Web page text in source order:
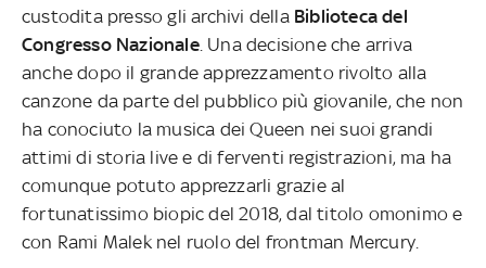
custodita presso gli archivi della Biblioteca del
Congresso Nazionale. Una decisione che arriva
anche dopo il grande apprezzamento rivolto alla
canzone da parte del pubblico più giovanile, che non
ha conociuto la musica dei Queen nei suoi grandi
attimi di storia live e di ferventi registrazioni, ma ha
comunque potuto apprezzarli grazie al
fortunatissimo biopic del 2018, dal titolo omonimo e
con Rami Malek nel ruolo del frontman Mercury.